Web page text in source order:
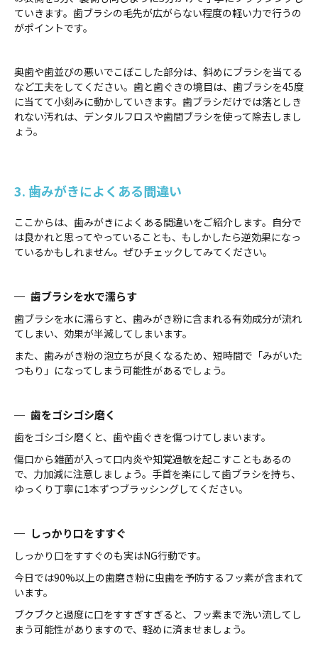
ていきます。歯ブラシの毛先が広がらない程度の軽い力で行うの
がポイントです。
奥歯や歯並びの悪いでこぼこした部分は、斜めにブラシを当てる
など工夫をしてください。歯と歯ぐきの境目は、歯ブラシを45度
に当てて小刻みに動かしていきます。歯ブラシだけでは落としき
れない汚れは、デンタルフロスや歯間ブラシを使って除去しまし
ょう。
3. 歯みがきによくある間違い
ここからは、歯みがきによくある間違いをご紹介します。自分で
は良かれと思ってやっていることも、もしかしたら逆効果になっ
ているかもしれません。ぜひチェックしてみてください。
歯ブラシを水で濡らす
歯ブラシを水に濡らすと、歯みがき粉に含まれる有効成分が流れ
てしまい、効果が半減してしまいます。
また、歯みがき粉の泡立ちが良くなるため、短時間で「みがいた
つもり」になってしまう可能性があるでしょう。
歯をゴシゴシ磨く
歯をゴシゴシ磨くと、歯や歯ぐきを傷つけてしまいます。
傷口から雑菌が入って口内炎や知覚過敏を起こすこともあるの
で、力加減に注意しましょう。手首を楽にして歯ブラシを持ち、
ゆっくり丁寧に1本ずつブラッシングしてください。
しっかり口をすすぐ
しっかり口をすすぐのも実はNG行動です。
今日では90%以上の歯磨き粉に虫歯を予防するフッ素が含まれて
います。
ブクブクと過度に口をすすぎすぎると、フッ素まで洗い流してし
まう可能性がありますので、軽めに済ませましょう。